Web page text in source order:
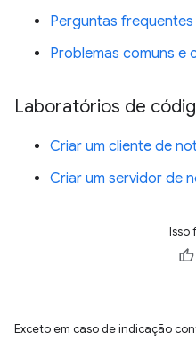
Perguntas
Problemas comuns e
Laboratórios de
Criar um cliente de
Criar um servidor de
Isso
Exceto em caso de indicação